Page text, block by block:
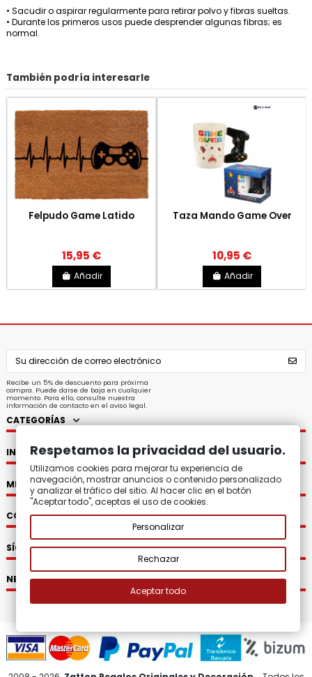
• Sacudir o aspirar regularmente para retirar polvo y fibras sueltas.
• Durante los primeros usos puede desprender algunas fibras; es
normal.
También podría interesarle
Felpudo Game Latido
15,95 €
Añadir
Taza Mando Game Over
10,95 €
Añadir
Recibe un 5% de descuento para próxima
compra. Puede darse de baja en cualquier
momento. Para ello, consulte nuestra
información de contacto en el aviso legal.
CATEGORÍAS
INFORMACIÓN
MI CUENTA
CONTACTO
SÍGUENOS
NEWSLETTER
Respetamos la privacidad del usuario.
Utilizamos cookies para mejorar tu experiencia de
navegación, mostrar anuncios o contenido personalizado
y analizar el tráfico del sitio. Al hacer clic en el botón
"Aceptar todo", aceptas el uso de cookies.
Personalizar
Rechazar
Aceptar todo